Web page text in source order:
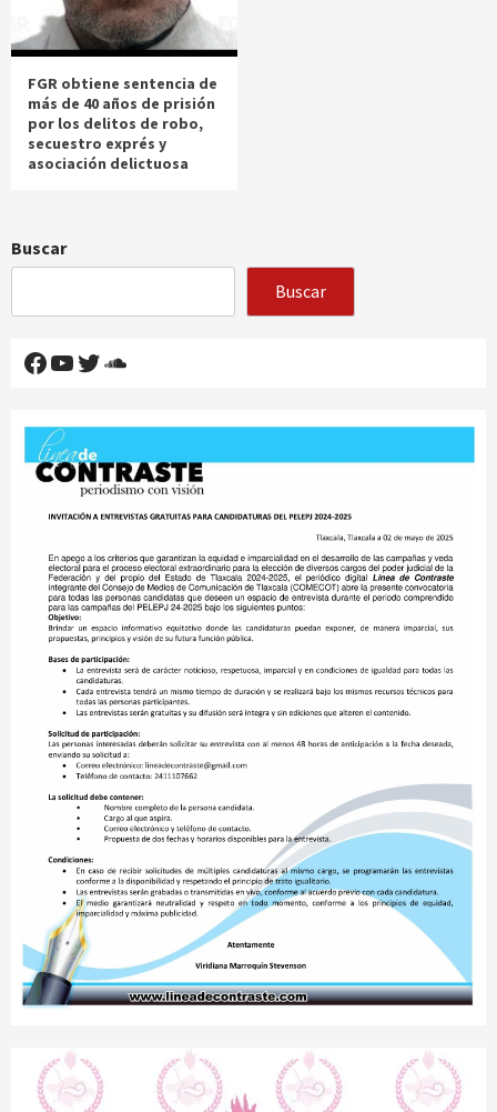
FGR obtiene sentencia de
más de 40 años de prisión
por los delitos de robo,
secuestro exprés y
asociación delictuosa
Buscar
Buscar
Facebook
YouTube
Twitter
SoundCloud